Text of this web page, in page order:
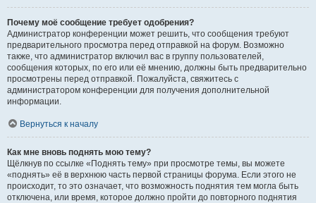
Почему моё сообщение требует одобрения?
Администратор конференции может решить, что сообщения требуют
предварительного просмотра перед отправкой на форум. Возможно
также, что администратор включил вас в группу пользователей,
сообщения которых, по его или её мнению, должны быть предварительно
просмотрены перед отправкой. Пожалуйста, свяжитесь с
администратором конференции для получения дополнительной
информации.
Вернуться к началу
Как мне вновь поднять мою тему?
Щёлкнув по ссылке «Поднять тему» при просмотре темы, вы можете
«поднять» её в верхнюю часть первой страницы форума. Если этого не
происходит, то это означает, что возможность поднятия тем могла быть
отключена, или время, которое должно пройти до повторного поднятия